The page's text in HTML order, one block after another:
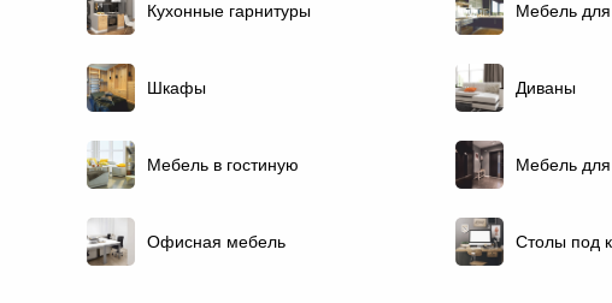
Кухонные гарнитуры Мебель для
Шкафы Диваны
Мебель в гостиную Мебель
Офисная мебель Столы под